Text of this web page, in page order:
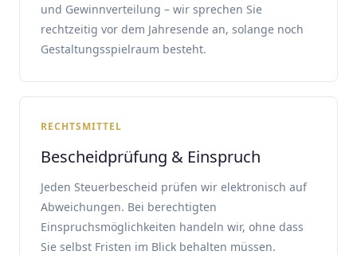
und Gewinnverteilung – wir sprechen Sie
rechtzeitig vor dem Jahresende an, solange noch
Gestaltungsspielraum besteht.
RECHTSMITTEL
Bescheidprüfung & Einspruch
Jeden Steuerbescheid prüfen wir elektronisch auf
Abweichungen. Bei berechtigten
Einspruchsmöglichkeiten handeln wir, ohne dass
Sie selbst Fristen im Blick behalten müssen.